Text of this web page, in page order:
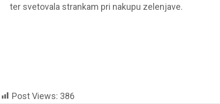
ter svetovala strankam pri nakupu zelenjave.
Post Views: 386